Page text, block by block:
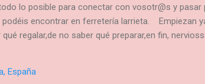
lo posible para conectar con vosotr@s y pasar
encontrar en ferretería larrieta. Empiezan
regalar,de no saber qué preparar,en fin,
un bonito regalo de los de siempre,de los que
incluso se los llevan! SON LOS FAMOSOS
España